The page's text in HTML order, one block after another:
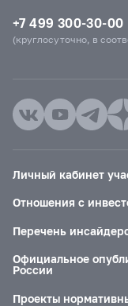
+7 499 300-30-00
(круглосуточно, в
Личный кабинет
Отношения с
Перечень
Официальное
России
Проекты